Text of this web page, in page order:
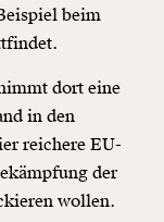
beim
dort eine
in den
reichere EU-
der
wollen.